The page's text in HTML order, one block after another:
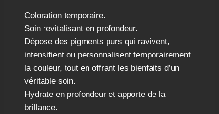
Coloration temporaire.
Soin revitalisant en profondeur.
Dépose des pigments purs qui ravivent,
intensifient ou personnalisent temporairement
la couleur, tout en offrant les bienfaits d’un
véritable soin.
Hydrate en profondeur et apporte de la
brillance.